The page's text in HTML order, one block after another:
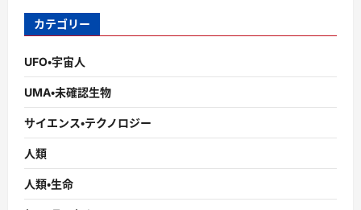
カテゴリー
UFO・宇宙人
UMA・未確認生物
サイエンス・テクノロジー
人類
人類・生命